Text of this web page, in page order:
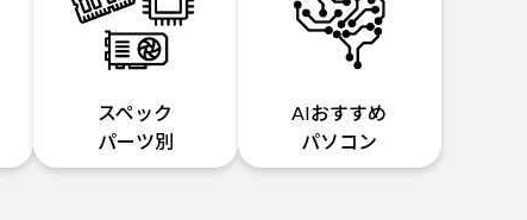
スペック
パーツ別
AIおすすめ
パソコン